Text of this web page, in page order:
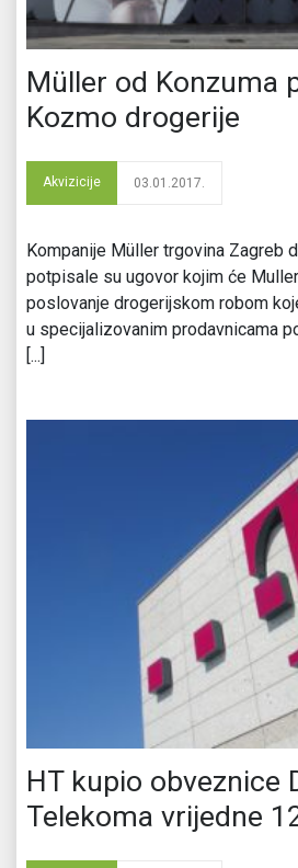
Müller od Konzuma
Kozmo drogerije
Akvizicije 03.01.2017.
Kompanije Müller trgovina Zagreb
potpisale su ugovor kojim će
poslovanje drogerijskom robom
u specijalizovanim prodavnicama
[...]
HT kupio obveznice
Telekoma vrijedne